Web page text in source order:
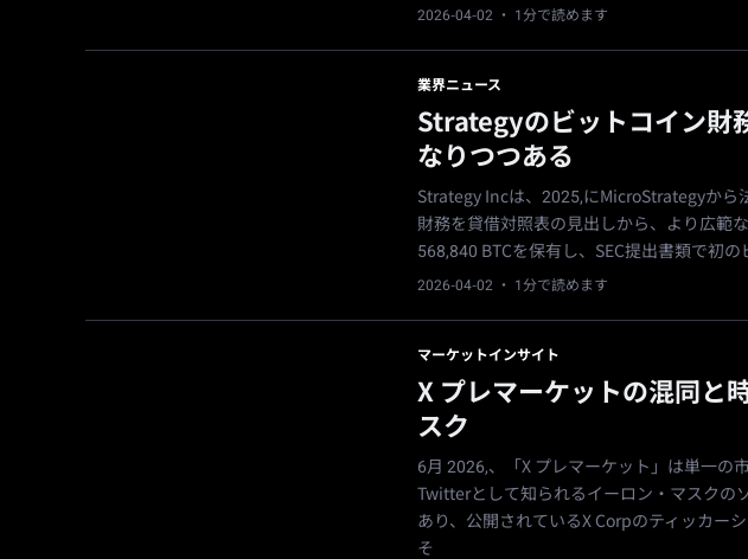
2026-04-02 · 1分で読めます
業界ニュース
Strategyのビットコイン財
なりつつある
Strategy Incは、2025,にMicroStrategyから
財務を貸借対照表の見出しから、より広範
568,840 BTCを保有し、SEC提出書類で初の
2026-04-02 · 1分で読めます
マーケットインサイト
X プレマーケットの混同と
スク
6月 2026,、「X プレマーケット」は単一の
Twitterとして知られるイーロン・マスクの
あり、公開されているX Corpのティッカー
そ